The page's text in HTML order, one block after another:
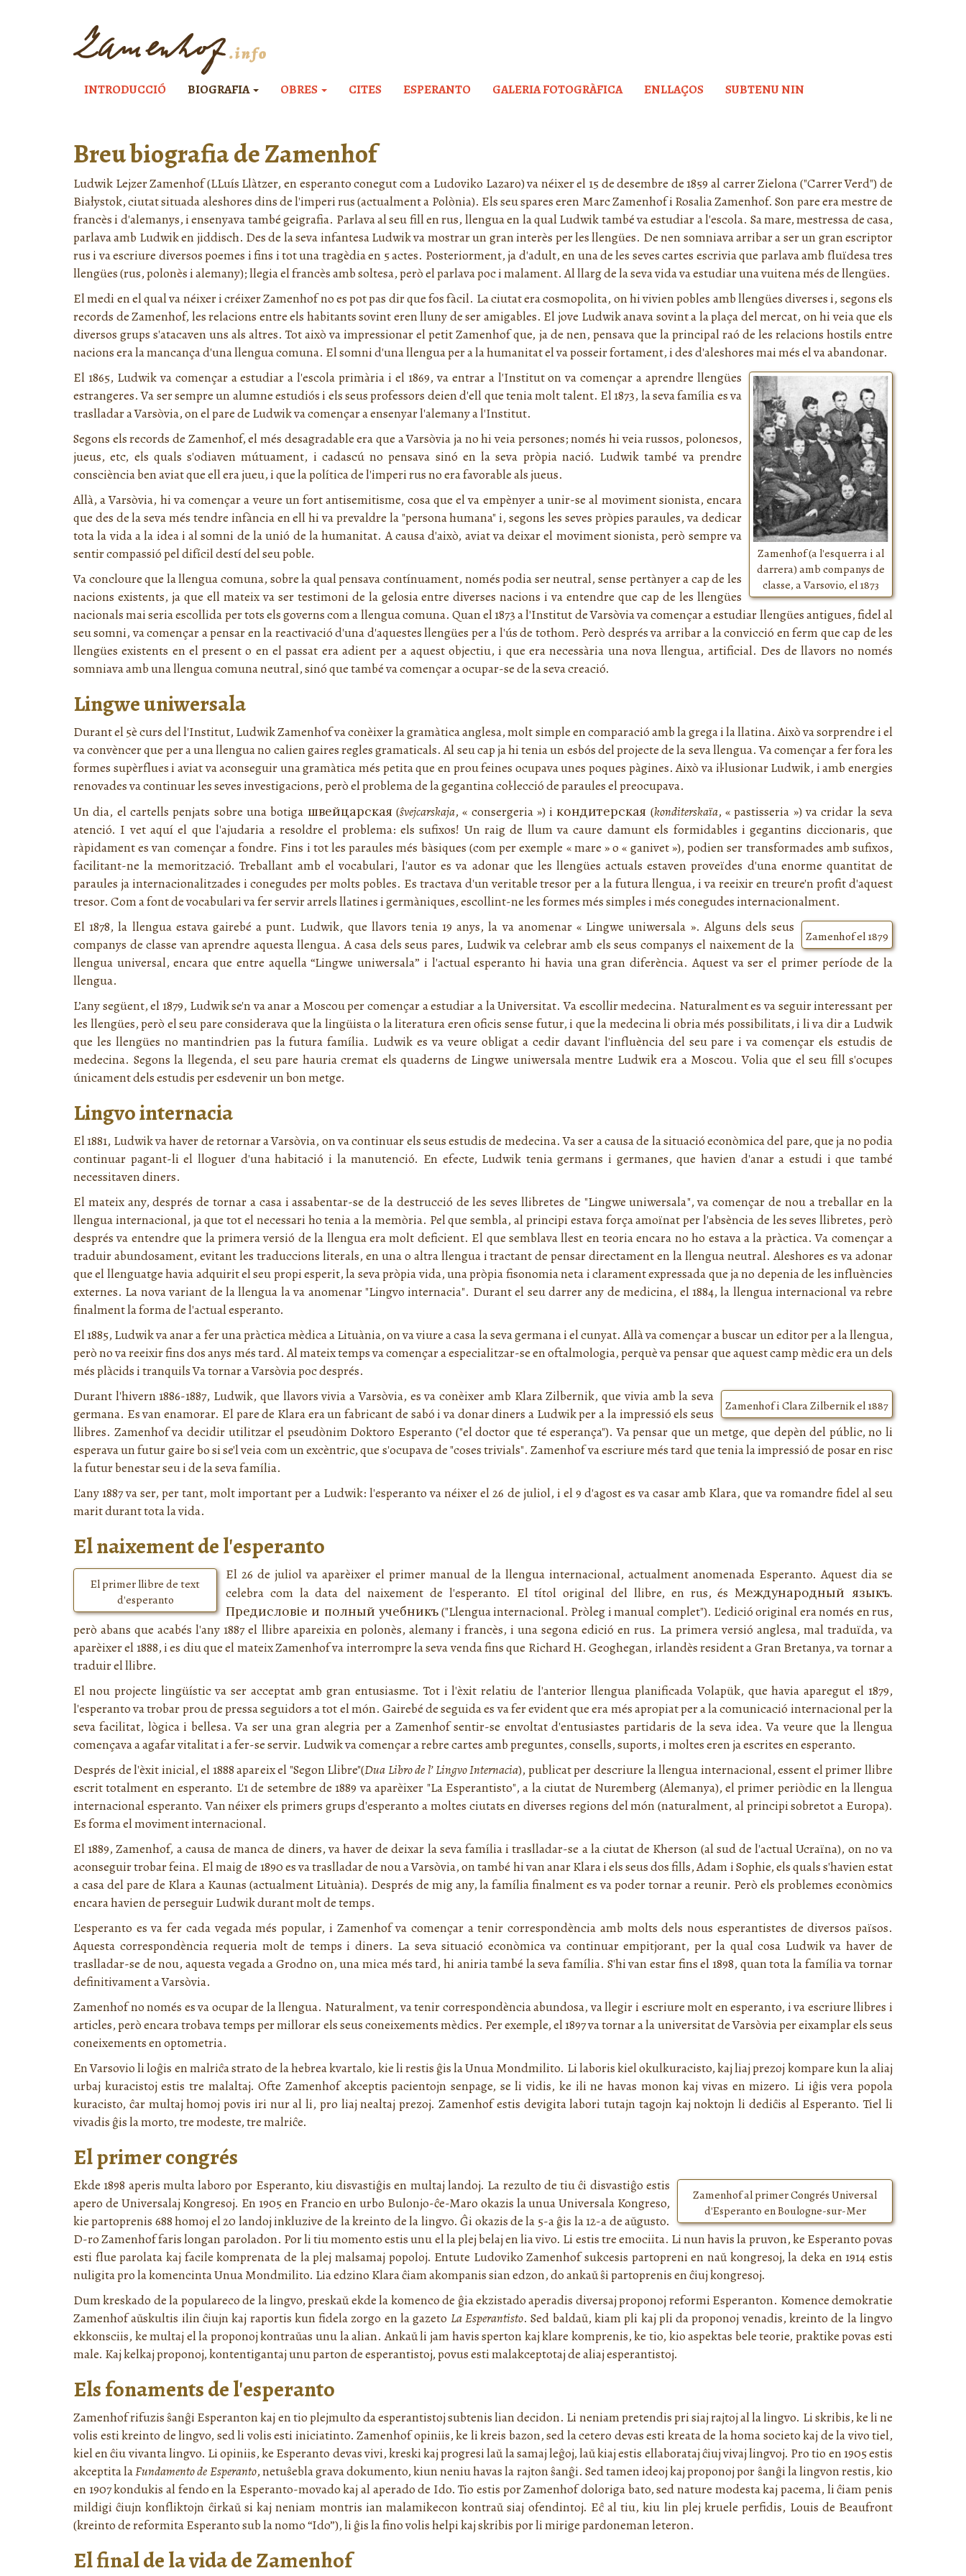
INTRODUCCIÓ BIOGRAFIA OBRES CITES ESPERANTO GALERIA FOTOGRÀFICA ENLLAÇOS SUBTENU NIN
Breu biografia de Zamenhof
Ludwik Lejzer Zamenhof (LLuís Llàtzer, en esperanto conegut com a Ludoviko Lazaro) va néixer el 15 de desembre de 1859 al carrer Zielona ("Carrer Verd") de
Białystok, ciutat situada aleshores dins de l'imperi rus (actualment a Polònia). Els seu spares eren Marc Zamenhof i Rosalia Zamenhof. Son pare era mestre de
francès i d'alemanys, i ensenyava també geigrafia. Parlava al seu fill en rus, llengua en la qual Ludwik també va estudiar a l'escola. Sa mare, mestressa de casa,
parlava amb Ludwik en jiddisch. Des de la seva infantesa Ludwik va mostrar un gran interès per les llengües. De nen somniava arribar a ser un gran escriptor
rus i va escriure diversos poemes i fins i tot una tragèdia en 5 actes. Posteriorment, ja d'adult, en una de les seves cartes escrivia que parlava amb fluïdesa tres
llengües (rus, polonès i alemany); llegia el francès amb soltesa, però el parlava poc i malament. Al llarg de la seva vida va estudiar una vuitena més de llengües.
El medi en el qual va néixer i créixer Zamenhof no es pot pas dir que fos fàcil. La ciutat era cosmopolita, on hi vivien pobles amb llengües diverses i, segons els
records de Zamenhof, les relacions entre els habitants sovint eren lluny de ser amigables. El jove Ludwik anava sovint a la plaça del mercat, on hi veia que els
diversos grups s'atacaven uns als altres. Tot això va impressionar el petit Zamenhof que, ja de nen, pensava que la principal raó de les relacions hostils entre
nacions era la mancança d'una llengua comuna. El somni d'una llengua per a la humanitat el va posseir fortament, i des d'aleshores mai més el va abandonar.
Zamenhof (a l'esquerra i al
darrera) amb companys de
classe, a Varsovio, el 1873
El 1865, Ludwik va començar a estudiar a l'escola primària i el 1869, va entrar a l'Institut on va començar a aprendre llengües
estrangeres. Va ser sempre un alumne estudiós i els seus professors deien d'ell que tenia molt talent. El 1873, la seva família es va
traslladar a Varsòvia, on el pare de Ludwik va començar a ensenyar l'alemany a l'Institut.
Segons els records de Zamenhof, el més desagradable era que a Varsòvia ja no hi veia persones; només hi veia russos, polonesos,
jueus, etc, els quals s'odiaven mútuament, i cadascú no pensava sinó en la seva pròpia nació. Ludwik també va prendre
consciència ben aviat que ell era jueu, i que la política de l'imperi rus no era favorable als jueus.
Allà, a Varsòvia, hi va començar a veure un fort antisemitisme, cosa que el va empènyer a unir-se al moviment sionista, encara
que des de la seva més tendre infància en ell hi va prevaldre la "persona humana" i, segons les seves pròpies paraules, va dedicar
tota la vida a la idea i al somni de la unió de la humanitat. A causa d'això, aviat va deixar el moviment sionista, però sempre va
sentir compassió pel difícil destí del seu poble.
Va concloure que la llengua comuna, sobre la qual pensava contínuament, només podia ser neutral, sense pertànyer a cap de les
nacions existents, ja que ell mateix va ser testimoni de la gelosia entre diverses nacions i va entendre que cap de les llengües
nacionals mai seria escollida per tots els governs com a llengua comuna. Quan el 1873 a l'Institut de Varsòvia va començar a estudiar llengües antigues, fidel al
seu somni, va començar a pensar en la reactivació d'una d'aquestes llengües per a l'ús de tothom. Però després va arribar a la convicció en ferm que cap de les
llengües existents en el present o en el passat era adient per a aquest objectiu, i que era necessària una nova llengua, artificial. Des de llavors no només
somniava amb una llengua comuna neutral, sinó que també va començar a ocupar-se de la seva creació.
Lingwe uniwersala
Durant el 5è curs del l'Institut, Ludwik Zamenhof va conèixer la gramàtica anglesa, molt simple en comparació amb la grega i la llatina. Això va sorprendre i el
va convèncer que per a una llengua no calien gaires regles gramaticals. Al seu cap ja hi tenia un esbós del projecte de la seva llengua. Va començar a fer fora les
formes supèrflues i aviat va aconseguir una gramàtica més petita que en prou feines ocupava unes poques pàgines. Això va il·lusionar Ludwik, i amb energies
renovades va continuar les seves investigacions, però el problema de la gegantina col·lecció de paraules el preocupava.
Un dia, el cartells penjats sobre una botiga швейцарская (ŝvejcarskaja, « consergeria ») i кондитерская (konditerskaïa, « pastisseria ») va cridar la seva
atenció. I vet aquí el que l'ajudaria a resoldre el problema: els sufixos! Un raig de llum va caure damunt els formidables i gegantins diccionaris, que
ràpidament es van començar a fondre. Fins i tot les paraules més bàsiques (com per exemple « mare » o « ganivet »), podien ser transformades amb sufixos,
facilitant-ne la memorització. Treballant amb el vocabulari, l'autor es va adonar que les llengües actuals estaven proveïdes d'una enorme quantitat de
paraules ja internacionalitzades i conegudes per molts pobles. Es tractava d'un veritable tresor per a la futura llengua, i va reeixir en treure'n profit d'aquest
tresor. Com a font de vocabulari va fer servir arrels llatines i germàniques, escollint-ne les formes més simples i més conegudes internacionalment.
Zamenhof el 1879
El 1878, la llengua estava gairebé a punt. Ludwik, que llavors tenia 19 anys, la va anomenar « Lingwe uniwersala ». Alguns dels seus
companys de classe van aprendre aquesta llengua. A casa dels seus pares, Ludwik va celebrar amb els seus companys el naixement de la
llengua universal, encara que entre aquella “Lingwe uniwersala” i l'actual esperanto hi havia una gran diferència. Aquest va ser el primer període de la
llengua.
L’any següent, el 1879, Ludwik se'n va anar a Moscou per començar a estudiar a la Universitat. Va escollir medecina. Naturalment es va seguir interessant per
les llengües, però el seu pare considerava que la lingüista o la literatura eren oficis sense futur, i que la medecina li obria més possibilitats, i li va dir a Ludwik
que les llengües no mantindrien pas la futura família. Ludwik es va veure obligat a cedir davant l'influència del seu pare i va començar els estudis de
medecina. Segons la llegenda, el seu pare hauria cremat els quaderns de Lingwe uniwersalamentre Ludwik era a Moscou. Volia que el seu fill s'ocupes
únicament dels estudis per esdevenir un bon metge.
Lingvo internacia
El 1881, Ludwik va haver de retornar a Varsòvia, on va continuar els seus estudis de medecina. Va ser a causa de la situació econòmica del pare, que ja no podia
continuar pagant-li el lloguer d'una habitació i la manutenció. En efecte, Ludwik tenia germans i germanes, que havien d'anar a estudi i que també
necessitaven diners.
El mateix any, després de tornar a casa i assabentar-se de la destrucció de les seves llibretes de "Lingwe uniwersala", va començar de nou a treballar en la
llengua internacional, ja que tot el necessari ho tenia a la memòria. Pel que sembla, al principi estava força amoïnat per l'absència de les seves llibretes, però
després va entendre que la primera versió de la llengua era molt deficient. El que semblava llest en teoria encara no ho estava a la pràctica. Va començar a
traduir abundosament, evitant les traduccions literals, en una o altra llengua i tractant de pensar directament en la llengua neutral. Aleshores es va adonar
que el llenguatge havia adquirit el seu propi esperit, la seva pròpia vida, una pròpia fisonomia neta i clarament expressada que ja no depenia de les influències
externes. La nova variant de la llengua la va anomenar "Lingvo internacia". Durant el seu darrer any de medicina, el 1884, la llengua internacional va rebre
finalment la forma de l'actual esperanto.
El 1885, Ludwik va anar a fer una pràctica mèdica a Lituània, on va viure a casa la seva germana i el cunyat. Allà va començar a buscar un editor per a la llengua,
però no va reeixir fins dos anys més tard. Al mateix temps va començar a especialitzar-se en oftalmologia, perquè va pensar que aquest camp mèdic era un dels
més plàcids i tranquils Va tornar a Varsòvia poc després.
Zamenhof i Clara Zilbernik el 1887
Durant l'hivern 1886-1887, Ludwik, que llavors vivia a Varsòvia, es va conèixer amb Klara Zilbernik, que vivia amb la seva
germana. Es van enamorar. El pare de Klara era un fabricant de sabó i va donar diners a Ludwik per a la impressió els seus
llibres. Zamenhof va decidir utilitzar el pseudònim Doktoro Esperanto ("el doctor que té esperança"). Va pensar que un metge, que depèn del públic, no li
esperava un futur gaire bo si se'l veia com un excèntric, que s'ocupava de "coses trivials". Zamenhof va escriure més tard que tenia la impressió de posar en risc
la futur benestar seu i de la seva família.
L'any 1887 va ser, per tant, molt important per a Ludwik: l'esperanto va néixer el 26 de juliol, i el 9 d'agost es va casar amb Klara, que va romandre fidel al seu
marit durant tota la vida.
El naixement de l'esperanto
El primer llibre de text
d'esperanto
El 26 de juliol va aparèixer el primer manual de la llengua internacional, actualment anomenada Esperanto. Aquest dia se
celebra com la data del naixement de l'esperanto. El títol original del llibre, en rus, ésМеждународный языкъ.
Предисловіе и полный учебникъ("Llengua internacional. Pròleg i manual complet"). L'edició original era només en rus,
però abans que acabés l'any 1887 el llibre apareixia en polonès, alemany i francès, i una segona edició en rus. La primera versió anglesa, mal traduïda, va
aparèixer el 1888, i es diu que el mateix Zamenhof va interrompre la seva venda fins que Richard H. Geoghegan, irlandès resident a Gran Bretanya, va tornar a
traduir el llibre.
El nou projecte lingüístic va ser acceptat amb gran entusiasme. Tot i l'èxit relatiu de l'anterior llengua planificada Volapük, que havia aparegut el 1879,
l'esperanto va trobar prou de pressa seguidors a tot el món. Gairebé de seguida es va fer evident que era més apropiat per a la comunicació internacional per la
seva facilitat, lògica i bellesa. Va ser una gran alegria per a Zamenhof sentir-se envoltat d'entusiastes partidaris de la seva idea. Va veure que la llengua
començava a agafar vitalitat i a fer-se servir. Ludwik va començar a rebre cartes amb preguntes, consells, suports, i moltes eren ja escrites en esperanto.
Després de l'èxit inicial, el 1888 apareix el "Segon Llibre"(Dua Libro de l’ Lingvo Internacia), publicat per descriure la llengua internacional, essent el primer llibre
escrit totalment en esperanto. L'1 de setembre de 1889 va aparèixer "La Esperantisto", a la ciutat de Nuremberg (Alemanya), el primer periòdic en la llengua
internacional esperanto. Van néixer els primers grups d'esperanto a moltes ciutats en diverses regions del món (naturalment, al principi sobretot a Europa).
Es forma el moviment internacional.
El 1889, Zamenhof, a causa de manca de diners, va haver de deixar la seva família i traslladar-se a la ciutat de Kherson (al sud de l'actual Ucraïna), on no va
aconseguir trobar feina. El maig de 1890 es va traslladar de nou a Varsòvia, on també hi van anar Klara i els seus dos fills, Adam i Sophie, els quals s'havien estat
a casa del pare de Klara a Kaunas (actualment Lituània). Després de mig any, la família finalment es va poder tornar a reunir. Però els problemes econòmics
encara havien de perseguir Ludwik durant molt de temps.
L'esperanto es va fer cada vegada més popular, i Zamenhof va començar a tenir correspondència amb molts dels nous esperantistes de diversos països.
Aquesta correspondència requeria molt de temps i diners. La seva situació econòmica va continuar empitjorant, per la qual cosa Ludwik va haver de
traslladar-se de nou, aquesta vegada a Grodno on, una mica més tard, hi aniria també la seva família. S'hi van estar fins el 1898, quan tota la família va tornar
definitivament a Varsòvia.
Zamenhof no només es va ocupar de la llengua. Naturalment, va tenir correspondència abundosa, va llegir i escriure molt en esperanto, i va escriure llibres i
articles, però encara trobava temps per millorar els seus coneixements mèdics. Per exemple, el 1897 va tornar a la universitat de Varsòvia per eixamplar els seus
coneixements en optometria.
En Varsovio li loĝis en malriĉa strato de la hebrea kvartalo, kie li restis ĝis la Unua Mondmilito. Li laboris kiel okulkuracisto, kaj liaj prezoj kompare kun la aliaj
urbaj kuracistoj estis tre malaltaj. Ofte Zamenhof akceptis pacientojn senpage, se li vidis, ke ili ne havas monon kaj vivas en mizero. Li iĝis vera popola
kuracisto, ĉar multaj homoj povis iri nur al li, pro liaj nealtaj prezoj. Zamenhof estis devigita labori tutajn tagojn kaj noktojn li dediĉis al Esperanto. Tiel li
vivadis ĝis la morto, tre modeste, tre malriĉe.
El primer congrés
Zamenhof al primer Congrés Universal
d'Esperanto en Boulogne-sur-Mer
Ekde 1898 aperis multa laboro por Esperanto, kiu disvastiĝis en multaj landoj. La rezulto de tiu ĉi disvastiĝo estis
apero de Universalaj Kongresoj. En 1905 en Francio en urbo Bulonjo-ĉe-Maro okazis la unua Universala Kongreso,
kie partoprenis 688 homoj el 20 landoj inkluzive de la kreinto de la lingvo. Ĝi okazis de la 5-a ĝis la 12-a de aŭgusto.
D-ro Zamenhof faris longan paroladon. Por li tiu momento estis unu el la plej belaj en lia vivo. Li estis tre emociita. Li nun havis la pruvon, ke Esperanto povas
esti flue parolata kaj facile komprenata de la plej malsamaj popoloj. Entute Ludoviko Zamenhof sukcesis partopreni en naŭ kongresoj, la deka en 1914 estis
nuligita pro la komencinta Unua Mondmilito. Lia edzino Klara ĉiam akompanis sian edzon, do ankaŭ ŝi partoprenis en ĉiuj kongresoj.
Dum kreskado de la populareco de la lingvo, preskaŭ ekde la komenco de ĝia ekzistado aperadis diversaj proponoj reformi Esperanton. Komence demokratie
Zamenhof aŭskultis ilin ĉiujn kaj raportis kun fidela zorgo en la gazeto La Esperantisto. Sed baldaŭ, kiam pli kaj pli da proponoj venadis, kreinto de la lingvo
ekkonsciis, ke multaj el la proponoj kontraŭas unu la alian. Ankaŭ li jam havis sperton kaj klare komprenis, ke tio, kio aspektas bele teorie, praktike povas esti
male. Kaj kelkaj proponoj, kontentigantaj unu parton de esperantistoj, povus esti malakceptotaj de aliaj esperantistoj.
Els fonaments de l'esperanto
Zamenhof rifuzis ŝanĝi Esperanton kaj en tio plejmulto da esperantistoj subtenis lian decidon. Li neniam pretendis pri siaj rajtoj al la lingvo. Li skribis, ke li ne
volis esti kreinto de lingvo, sed li volis esti iniciatinto. Zamenhof opiniis, ke li kreis bazon, sed la cetero devas esti kreata de la homa societo kaj de la vivo tiel,
kiel en ĉiu vivanta lingvo. Li opiniis, ke Esperanto devas vivi, kreski kaj progresi laŭ la samaj leĝoj, laŭ kiaj estis ellaborataj ĉiuj vivaj lingvoj. Pro tio en 1905 estis
akceptita laFundamento de Esperanto, netuŝebla grava dokumento, kiun neniu havas la rajton ŝanĝi. Sed tamen ideoj kaj proponoj por ŝanĝi la lingvon restis, kio
en 1907 kondukis al fendo en la Esperanto-movado kaj al aperado de Ido. Tio estis por Zamenhof doloriga bato, sed nature modesta kaj pacema, li ĉiam penis
mildigi ĉiujn konfliktojn ĉirkaŭ si kaj neniam montris ian malamikecon kontraŭ siaj ofendintoj. Eĉ al tiu, kiu lin plej kruele perfidis, Louis de Beaufront
(kreinto de reformita Esperanto sub la nomo “Ido”), li ĝis la fino volis helpi kaj skribis por li mirige pardoneman leteron.
El final de la vida de Zamenhof